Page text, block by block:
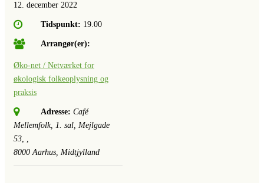
12. december 2022
Tidspunkt: 19.00
Arrangør(er):
Øko-net / Netværket for
økologisk folkeoplysning og
praksis
Adresse: Café
Mellemfolk, 1. sal, Mejlgade
53, ,
8000 Aarhus, Midtjylland